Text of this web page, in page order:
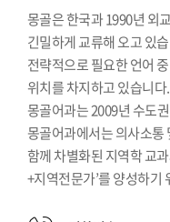
몽골은 한국과 1990년 외
긴밀하게 교류해 오고 있
전략적으로 필요한 언어
위치를 차지하고 있습니
몽골어과는 2009년 수도
몽골어과에서는 의사소통
함께 차별화된 지역학 교
+지역전문가’를 양성하기